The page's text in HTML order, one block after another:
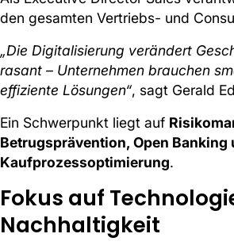
den gesamten Vertriebs- und
„Die Digitalisierung verändert
rasant – Unternehmen brauchen
effiziente Lösungen“, sagt Gerald
Ein Schwerpunkt liegt auf
Betrugsprävention, Open Banking
Kaufprozessoptimierung.
Fokus auf
Nachhaltigkeit